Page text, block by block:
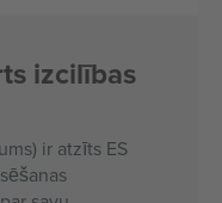
izcilības
ir atzīts ES